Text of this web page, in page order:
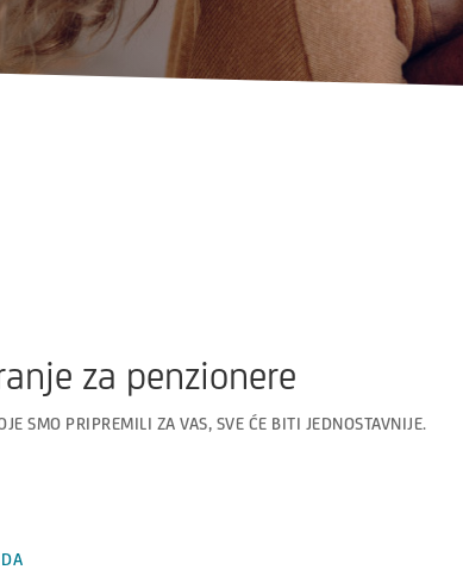
za penzionere
SMO PRIPREMILI ZA VAS, SVE ĆE BITI JEDNOSTAVNIJE.